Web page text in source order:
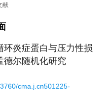
献
环炎症蛋白与压力性损
德尔随机化研究
cma.j.cn501225-